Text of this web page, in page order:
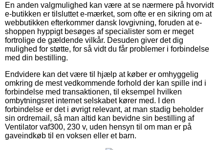
En anden valgmulighed kan være at se nærmere på hvorvidt
e-butikken er tilsluttet e-mærket, som ofte er en sikring om at
webbutikken efterkommer dansk lovgivning, foruden at e-
shoppen hyppigt besøges af specialister som er meget
fortrolige de gældende vilkår. Desuden giver det dig
mulighed for støtte, for så vidt du får problemer i forbindelse
med din bestilling.
Endvidere kan det være til hjælp at køber er omhyggelig
omkring de mest vedkommende forhold der kan spille ind i
forbindelse med transaktionen, til eksempel hvilken
ombytningsret internet selskabet kører med. I den
forbindelse er det i øvrigt relevant, at man stadig beholder
sin ordremail, så man altid kan bevidne sin bestilling af
Ventilator vaf300, 230 v, uden hensyn til om man er på
gaveindkøb til en voksen eller et barn.